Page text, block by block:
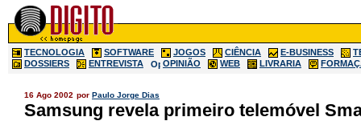
TECNOLOGIA SOFTWARE JOGOS CIÊNCIA E-BUSINESS
DOSSIERS
ENTREVISTA OPINIÃO WEB LIVRARIA
16 Ago 2002 por Paulo Jorge Dias
Samsung revela primeiro telemóvel